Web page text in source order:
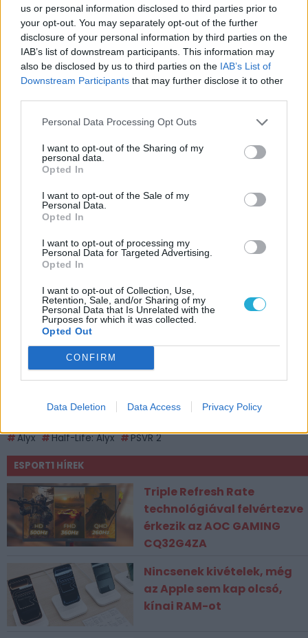
us or personal information disclosed to third parties prior to
your opt-out. You may separately opt-out of the further
disclosure of your personal information by third parties on the
IAB’s list of downstream participants. This information may
also be disclosed by us to third parties on the IAB’s List of
Downstream Participants that may further disclose it to other
Personal Data Processing Opt Outs
I want to opt-out of the Sharing of my
personal data.
Opted In
I want to opt-out of the Sale of my
Personal Data.
Opted In
I want to opt-out of processing my
Personal Data for Targeted Advertising.
Opted In
I want to opt-out of Collection, Use,
Retention, Sale, and/or Sharing of my
Personal Data that Is Unrelated with the
Purposes for which it was collected.
Opted Out
CONFIRM
Data Deletion Data Access Privacy Policy
CÍMKÉK
Alyx Half-Life: Alyx PSVR 2
ESPORT1 HÍREK
Triple Refresh Rate
technológiával felvértezve
érkezik az AOC GAMING
CQ32G4ZA
Nincsenek kivételek, még
az Apple sem kap olcsó,
kínai RAM-ot